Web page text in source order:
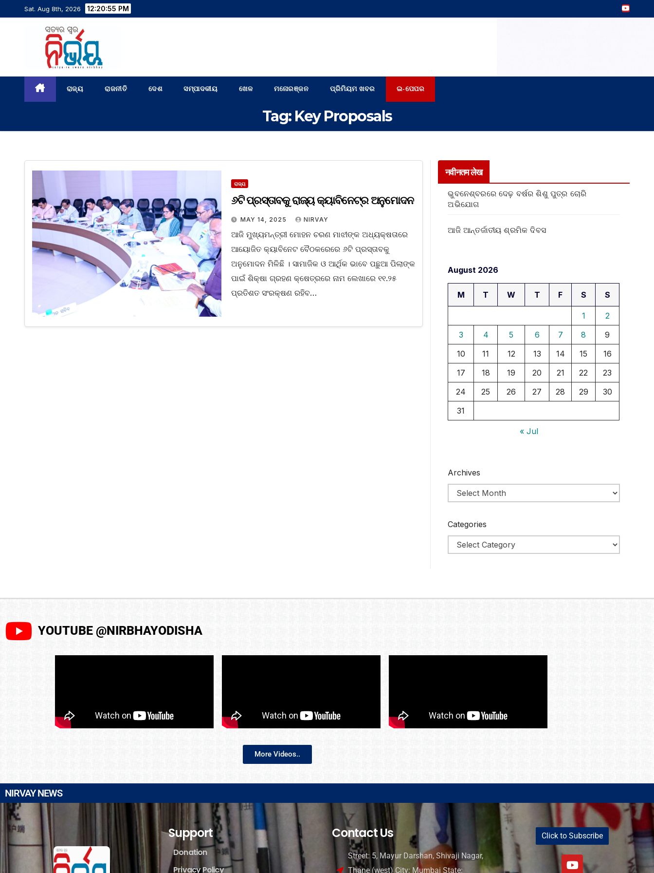
Sat. Aug 8th, 2026 12:20:56 PM
ରାଜ୍ୟ ରାଜନୀତି ଦେଶ ସମ୍ପାଦକୀୟ ଖେଳ ମନୋରଞ୍ଜନ ପ୍ରିମିୟମ ଖବର ଇ-ପେପର
Tag: Key Proposals
ରାଜ୍ୟ
୬ଟି ପ୍ରସ୍ତାବକୁ ରାଜ୍ୟ କ୍ୟାବିନେଟ୍‌ର ଅନୁମୋଦନ
MAY 14, 2025 NIRVAY
ଆଜି ମୁଖ୍ୟମନ୍ତ୍ରୀ ମୋହନ ଚରଣ ମାଝୀଙ୍କ ଅଧ୍ୟକ୍ଷତାରେ
ଆୟୋଜିତ କ୍ୟାବିନେଟ ବୈଠକରେରେ ୬ଟି ପ୍ରସ୍ତାବକୁ
ଅନୁମୋଦନ ମିଳିଛି । ସାମାଜିକ ଓ ଆର୍ଥିକ ଭାବେ ପଛୁଆ ପିଲାଙ୍କ
ପାଇଁ ଶିକ୍ଷା ଗ୍ରହଣ କ୍ଷେତ୍ରରେ ନାମ ଲେଖାରେ ୧୧.୨୫
ପ୍ରତିଶତ ସଂରକ୍ଷଣ ରହିବ…
नवीनतम लेख
ଭୁବନେଶ୍ବରରେ ଦେଢ଼ ବର୍ଷର ଶିଶୁ ପୁତ୍ର ଚୋରି
ଅଭିଯୋଗ
ଆଜି ଆନ୍ତର୍ଜାତୀୟ ଶ୍ରମିକ ଦିବସ
August 2026
M T W T F S S
1
2
3
4 5 6 7 8
9
10
11 12 13 14 15
16
17
18 19 20 21 22
23
24
25 26 27 28 29
30
31
« Jul
Archives
Categories
YOUTUBE @NIRBHAYODISHA
More Videos..
NIRVAY NEWS
Support
Donation
Privacy Policy
Contact Us
Street: 5, Mayur Darshan, Shivaji Nagar,
Thane (west) City: Mumbai State:
Click to Subscribe